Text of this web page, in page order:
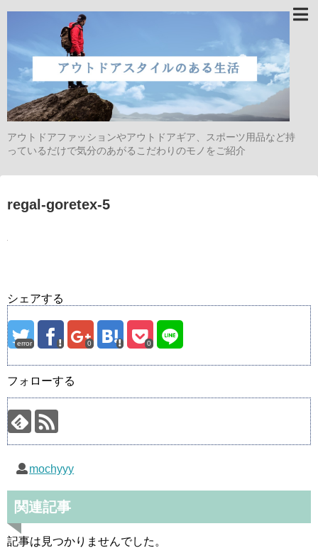
アウトドアファッションやアウトドアギア、スポーツ用品など持
っているだけで気分のあがるこだわりのモノをご紹介
regal-goretex-5
シェアする
error 0 0
フォローする
mochyyy
関連記事
記事は見つかりませんでした。